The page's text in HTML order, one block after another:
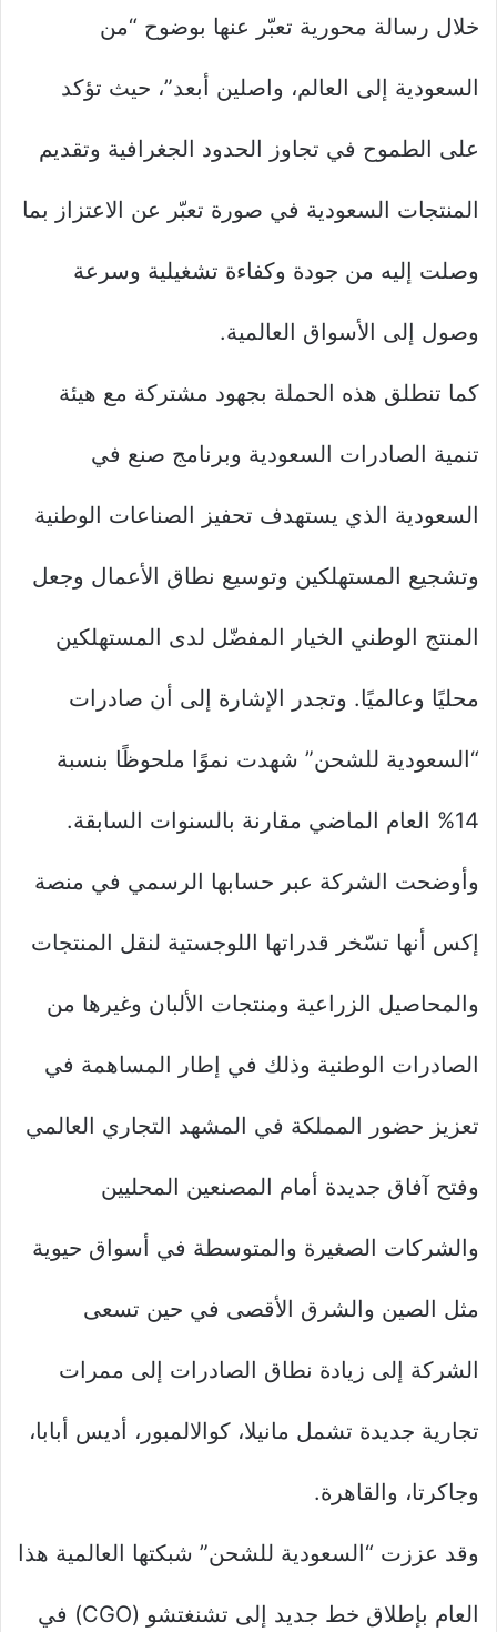
خلال رسالة محورية تعبّر عنها بوضوح “من
السعودية إلى العالم، واصلين أبعد”، حيث تؤكد
على الطموح في تجاوز الحدود الجغرافية وتقديم
المنتجات السعودية في صورة تعبّر عن الاعتزاز بما
وصلت إليه من جودة وكفاءة تشغيلية وسرعة
وصول إلى الأسواق العالمية.
كما تنطلق هذه الحملة بجهود مشتركة مع هيئة
تنمية الصادرات السعودية وبرنامج صنع في
السعودية الذي يستهدف تحفيز الصناعات الوطنية
وتشجيع المستهلكين وتوسيع نطاق الأعمال وجعل
المنتج الوطني الخيار المفضّل لدى المستهلكين
محليًا وعالميًا. وتجدر الإشارة إلى أن صادرات
“السعودية للشحن” شهدت نموًا ملحوظًا بنسبة
14% العام الماضي مقارنة بالسنوات السابقة.
وأوضحت الشركة عبر حسابها الرسمي في منصة
إكس أنها تسّخر قدراتها اللوجستية لنقل المنتجات
والمحاصيل الزراعية ومنتجات الألبان وغيرها من
الصادرات الوطنية وذلك في إطار المساهمة في
تعزيز حضور المملكة في المشهد التجاري العالمي
وفتح آفاق جديدة أمام المصنعين المحليين
والشركات الصغيرة والمتوسطة في أسواق حيوية
مثل الصين والشرق الأقصى في حين تسعى
الشركة إلى زيادة نطاق الصادرات إلى ممرات
تجارية جديدة تشمل مانيلا، كوالالمبور، أديس أبابا،
وجاكرتا، والقاهرة.
وقد عززت “السعودية للشحن” شبكتها العالمية هذا
العام بإطلاق خط جديد إلى تشنغتشو (CGO) في